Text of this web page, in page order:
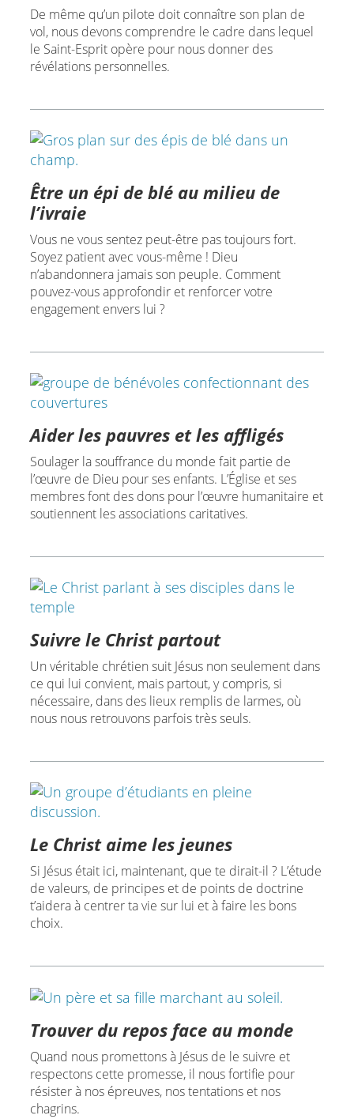
De même qu’un pilote doit connaître son plan de
vol, nous devons comprendre le cadre dans lequel
le Saint-Esprit opère pour nous donner des
révélations personnelles.
Être un épi de blé au milieu de
l’ivraie
Vous ne vous sentez peut-être pas toujours fort.
Soyez patient avec vous-même ! Dieu
n’abandonnera jamais son peuple. Comment
pouvez-vous approfondir et renforcer votre
engagement envers lui ?
Aider les pauvres et les affligés
Soulager la souffrance du monde fait partie de
l’œuvre de Dieu pour ses enfants. L’Église et ses
membres font des dons pour l’œuvre humanitaire et
soutiennent les associations caritatives.
Suivre le Christ partout
Un véritable chrétien suit Jésus non seulement dans
ce qui lui convient, mais partout, y compris, si
nécessaire, dans des lieux remplis de larmes, où
nous nous retrouvons parfois très seuls.
Le Christ aime les jeunes
Si Jésus était ici, maintenant, que te dirait-il ? L’étude
de valeurs, de principes et de points de doctrine
t’aidera à centrer ta vie sur lui et à faire les bons
choix.
Trouver du repos face au monde
Quand nous promettons à Jésus de le suivre et
respectons cette promesse, il nous fortifie pour
résister à nos épreuves, nos tentations et nos
chagrins.